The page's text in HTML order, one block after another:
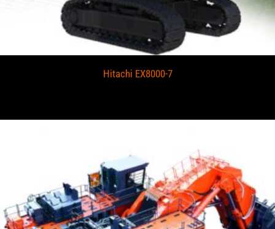
Hitachi EX8000-7